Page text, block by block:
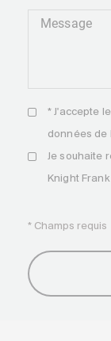
Message
* J'accepte
données de
Je souhaite
Knight Frank
* Champs requis